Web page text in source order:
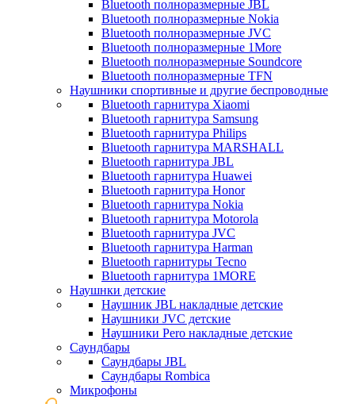
Bluetooth полноразмерные JBL
Bluetooth полноразмерные Nokia
Bluetooth полноразмерные JVC
Bluetooth полноразмерные 1More
Bluetooth полноразмерные Soundcore
Bluetooth полноразмерные TFN
Наушники спортивные и другие беспроводные
Bluetooth гарнитура Xiaomi
Bluetooth гарнитура Samsung
Bluetooth гарнитура Philips
Bluetooth гарнитура MARSHALL
Bluetooth гарнитура JBL
Bluetooth гарнитура Huawei
Bluetooth гарнитура Honor
Bluetooth гарнитура Nokia
Bluetooth гарнитура Motorola
Bluetooth гарнитура JVC
Bluetooth гарнитура Harman
Bluetooth гарнитуры Tecno
Bluetooth гарнитура 1MORE
Наушнки детские
Наушник JBL накладные детские
Наушники JVC детские
Наушники Pero накладные детские
Саундбары
Саундбары JBL
Саундбары Rombica
Микрофоны